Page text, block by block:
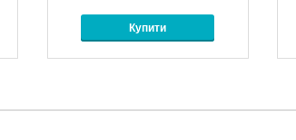
Купити